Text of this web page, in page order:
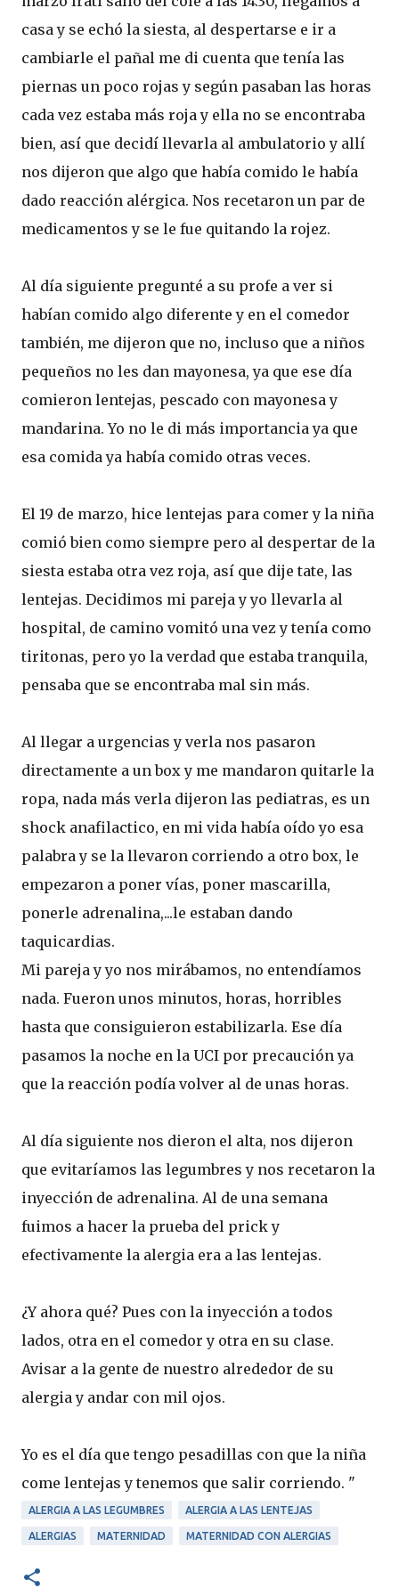
casa y se echó la siesta, al despertarse e ir a
cambiarle el pañal me di cuenta que tenía las
piernas un poco rojas y según pasaban las horas
cada vez estaba más roja y ella no se encontraba
bien, así que decidí llevarla al ambulatorio y allí
nos dijeron que algo que había comido le había
dado reacción alérgica. Nos recetaron un par de
medicamentos y se le fue quitando la rojez.
Al día siguiente pregunté a su profe a ver si
habían comido algo diferente y en el comedor
también, me dijeron que no, incluso que a niños
pequeños no les dan mayonesa, ya que ese día
comieron lentejas, pescado con mayonesa y
mandarina. Yo no le di más importancia ya que
esa comida ya había comido otras veces.
El 19 de marzo, hice lentejas para comer y la niña
comió bien como siempre pero al despertar de la
siesta estaba otra vez roja, así que dije tate, las
lentejas. Decidimos mi pareja y yo llevarla al
hospital, de camino vomitó una vez y tenía como
tiritonas, pero yo la verdad que estaba tranquila,
pensaba que se encontraba mal sin más.
Al llegar a urgencias y verla nos pasaron
directamente a un box y me mandaron quitarle la
ropa, nada más verla dijeron las pediatras, es un
shock anafilactico, en mi vida había oído yo esa
palabra y se la llevaron corriendo a otro box, le
empezaron a poner vías, poner mascarilla,
ponerle adrenalina,...le estaban dando
taquicardias.
Mi pareja y yo nos mirábamos, no entendíamos
nada. Fueron unos minutos, horas, horribles
hasta que consiguieron estabilizarla. Ese día
pasamos la noche en la UCI por precaución ya
que la reacción podía volver al de unas horas.
Al día siguiente nos dieron el alta, nos dijeron
que evitaríamos las legumbres y nos recetaron la
inyección de adrenalina. Al de una semana
fuimos a hacer la prueba del prick y
efectivamente la alergia era a las lentejas.
¿Y ahora qué? Pues con la inyección a todos
lados, otra en el comedor y otra en su clase.
Avisar a la gente de nuestro alrededor de su
alergia y andar con mil ojos.
Yo es el día que tengo pesadillas con que la niña
come lentejas y tenemos que salir corriendo. "
ALERGIA A LAS LEGUMBRES ALERGIA A LAS LENTEJAS
ALERGIAS MATERNIDAD MATERNIDAD CON ALERGIAS